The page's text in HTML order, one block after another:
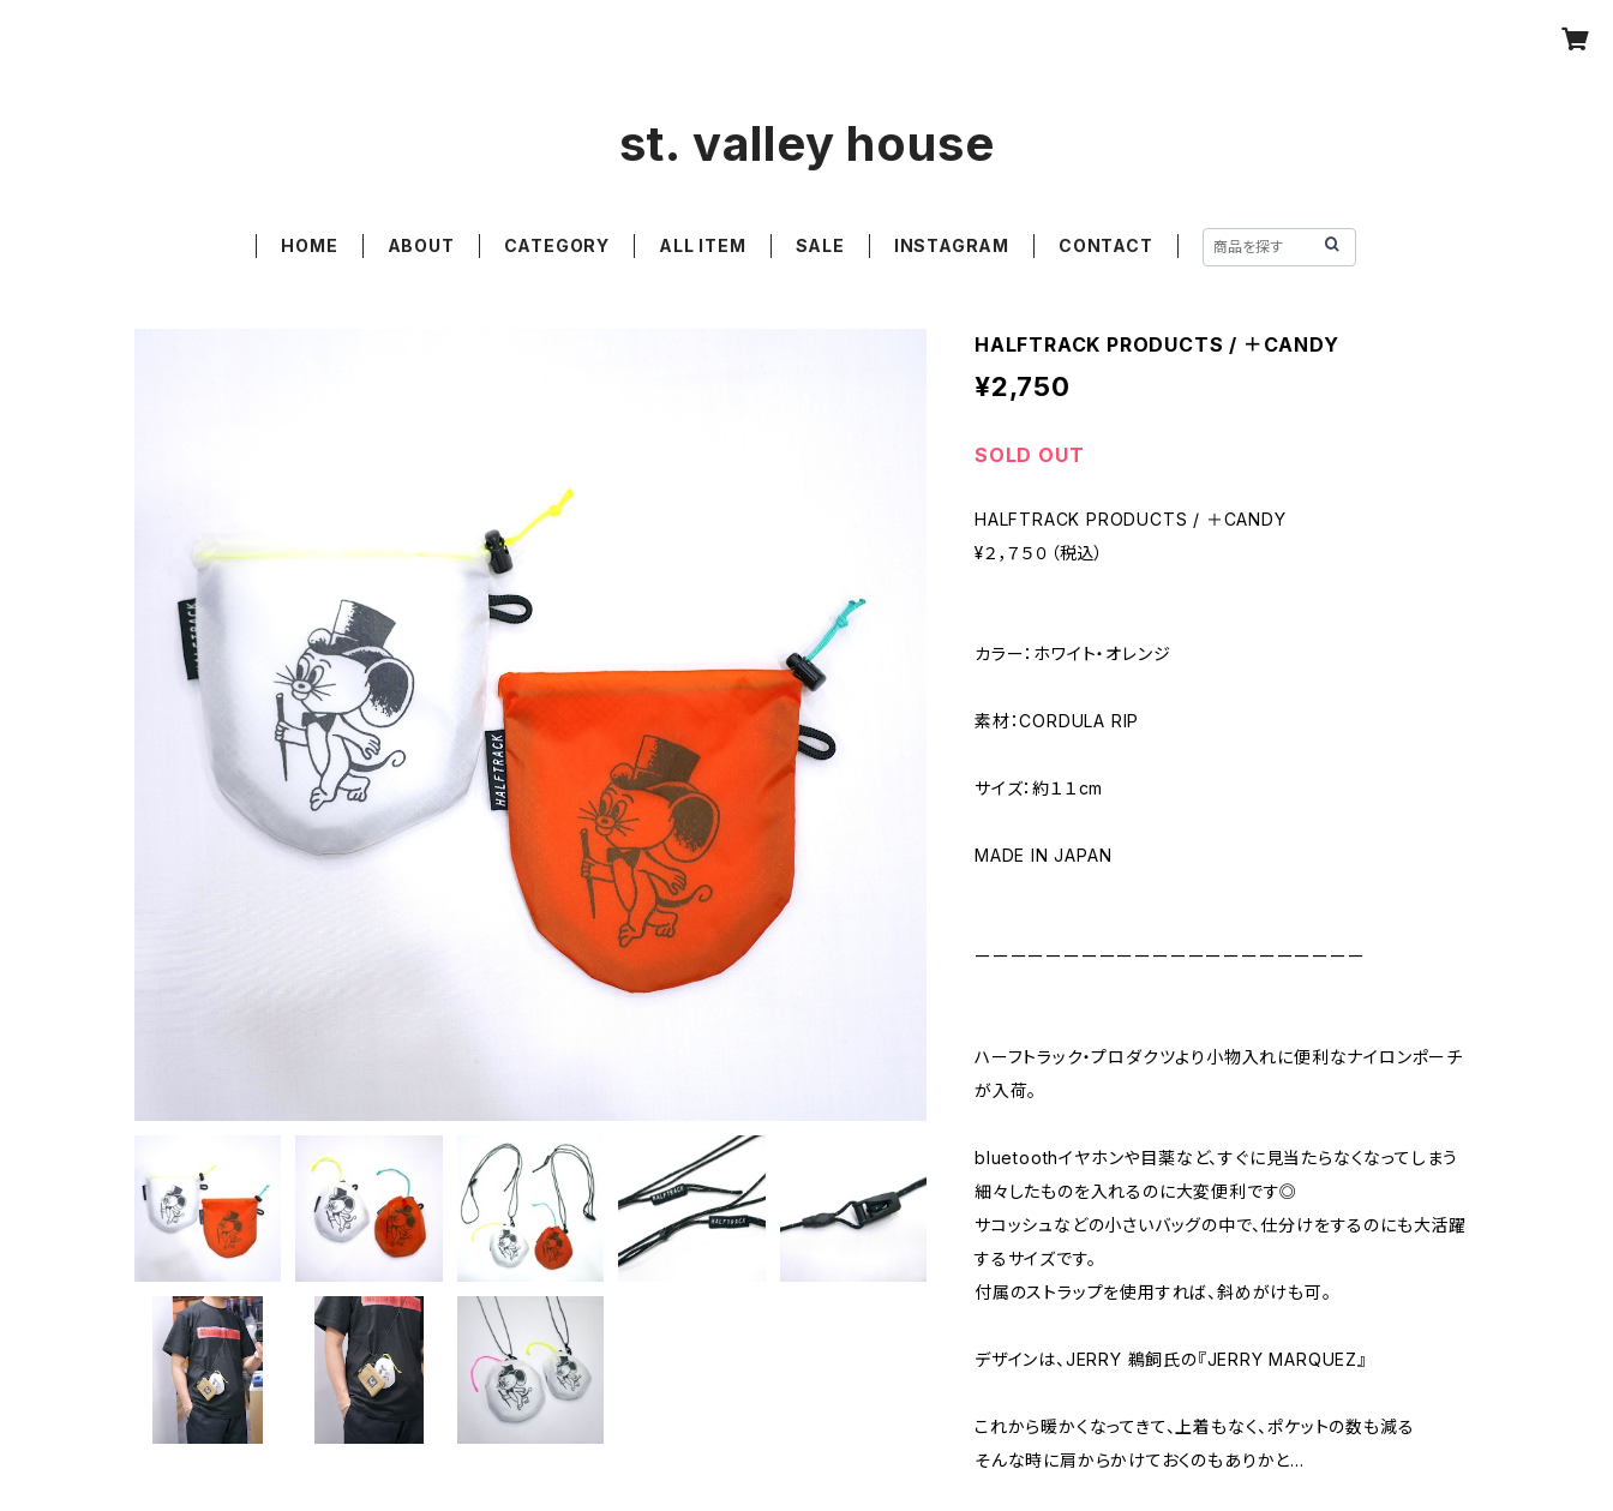
st. valley house
HOME ABOUT CATEGORY ALL ITEM SALE INSTAGRAM CONTACT
HALFTRACK PRODUCTS / ＋CANDY
¥2,750
SOLD OUT
HALFTRACK PRODUCTS / ＋CANDY
¥２，７５０（税込）
カラー：ホワイト・オレンジ
素材：CORDULA RIP
サイズ：約１１cm
MADE IN JAPAN
ーーーーーーーーーーーーーーーーーーーーーー
ハーフトラック・プロダクツより小物入れに便利なナイロンポーチ
が入荷。
bluetoothイヤホンや目薬など、すぐに見当たらなくなってしまう
細々したものを入れるのに大変便利です◎
サコッシュなどの小さいバッグの中で、仕分けをするのにも大活躍
するサイズです。
付属のストラップを使用すれば、斜めがけも可。
デザインは、JERRY 鵜飼氏の『JERRY MARQUEZ』
これから暖かくなってきて、上着もなく、ポケットの数も減る
そんな時に肩からかけておくのもありかと…